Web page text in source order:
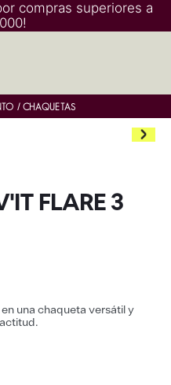
compras superiores a
CHAQUETAS
FLARE 3
una chaqueta versátil y